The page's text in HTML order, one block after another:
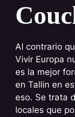
Al contrario
Vivir Europa
es la mejor
en Tallin en
eso. Se trata
locales que